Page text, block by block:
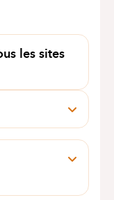
les sites